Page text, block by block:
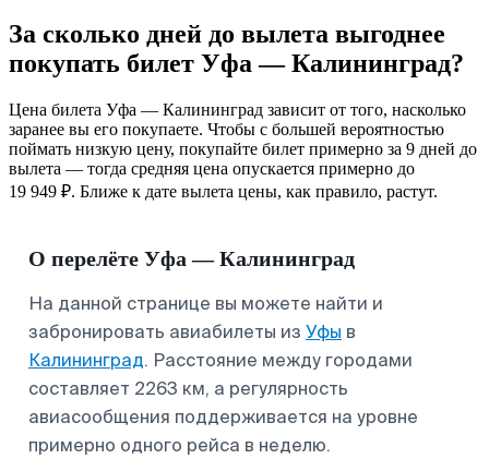
За сколько дней до вылета выгоднее
покупать билет Уфа — Калининград?
Цена билета Уфа — Калининград зависит от того, насколько
заранее вы его покупаете. Чтобы с большей вероятностью
поймать низкую цену, покупайте билет примерно за 9 дней до
вылета — тогда средняя цена опускается примерно до
19 949 ₽. Ближе к дате вылета цены, как правило, растут.
О перелёте Уфа — Калининград
На данной странице вы можете найти и
забронировать авиабилеты из Уфы в
Калининград. Расстояние между городами
составляет 2263 км, а регулярность
авиасообщения поддерживается на уровне
примерно одного рейса в неделю.